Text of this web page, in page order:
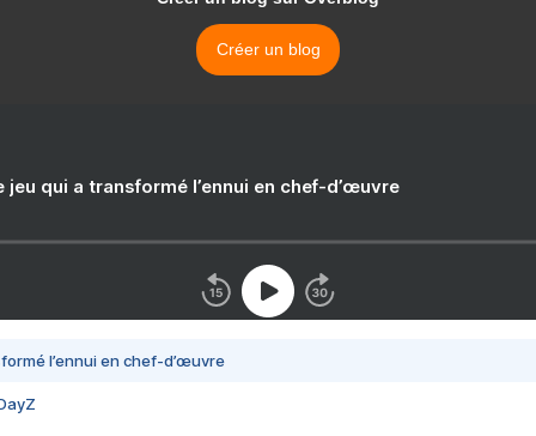
Créer un blog
jeu qui a transformé l’ennui en chef-d’œuvre
l’ennui en chef-d’œuvre